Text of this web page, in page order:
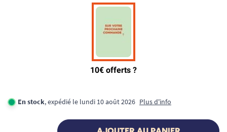
En stock, expédié le lundi 10 août 2026 Plus d'info